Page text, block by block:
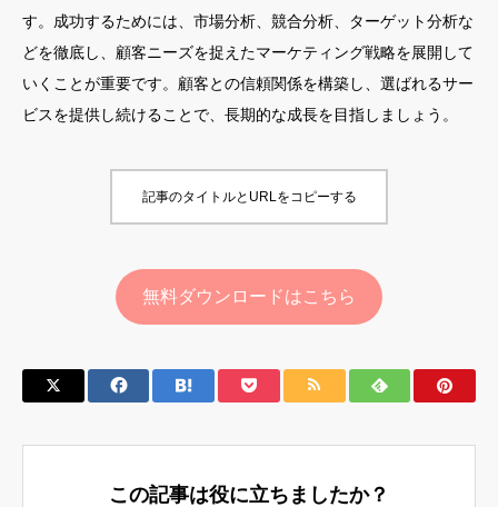
す。成功するためには、市場分析、競合分析、ターゲット分析な
どを徹底し、顧客ニーズを捉えたマーケティング戦略を展開して
いくことが重要です。顧客との信頼関係を構築し、選ばれるサー
ビスを提供し続けることで、長期的な成長を目指しましょう。
記事のタイトルとURLをコピーする
無料ダウンロードはこちら
この記事は役に立ちましたか？